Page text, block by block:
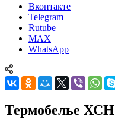
Вконтакте
Telegram
Rutube
MAX
WhatsApp
Термобелье ХСН